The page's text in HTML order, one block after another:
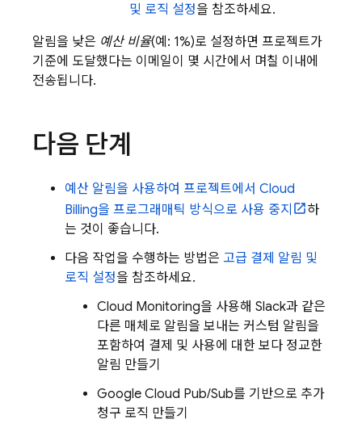
및 로직 설정을 참조하세요.
알림을 낮은 예산 비율(예: 1%)로 설정하면 프로젝트가
기준에 도달했다는 이메일이 몇 시간에서 며칠 이내에
전송됩니다.
다음 단계
예산 알림을 사용하여 프로젝트에서 Cloud
Billing을 프로그래매틱 방식으로 사용 중지
하
는 것이 좋습니다.
다음 작업을 수행하는 방법은 고급 결제 알림 및
로직 설정을 참조하세요.
Cloud Monitoring을 사용해 Slack과 같은
다른 매체로 알림을 보내는 커스텀 알림을
포함하여 결제 및 사용에 대한 보다 정교한
알림 만들기
Google Cloud Pub/Sub를 기반으로 추가
청구 로직 만들기